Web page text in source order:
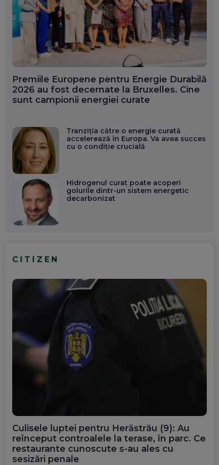
Premiile Europene pentru Energie Durabilă
2026 au fost decernate la Bruxelles. Cine
sunt campionii energiei curate
Tranziția către o energie curată
accelerează în Europa. Va avea succes
cu o condiție crucială
Hidrogenul curat poate acoperi
golurile dintr-un sistem energetic
decarbonizat
CITIZEN
Culisele luptei pentru Herăstrău (9): Au
reînceput controalele la terase, în parc. Ce
restaurante cunoscute s-au ales cu
sesizări penale